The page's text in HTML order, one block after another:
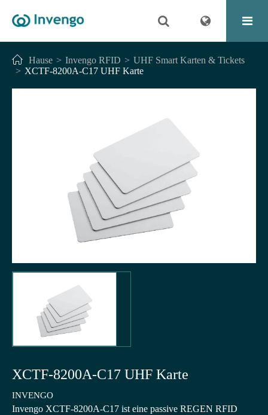
Hause Invengo RFID
UHF Smart Karten & Tickets
XCTF-8200A-C17 UHF Karte
XCTF-8200A-C17 UHF Karte
INVENGO
Invengo XCTF-8200A-C17 ist eine passive REGEN RFID